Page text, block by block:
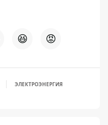
😆 😡
ЭЛЕКТРОЭНЕРГИЯ